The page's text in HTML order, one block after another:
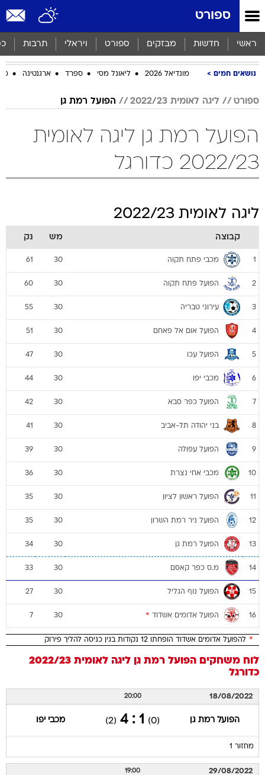
ספורט
ראשי חדשות מבזקים ספורט ויראלי תרבות
נושאים חמים מונדיאל 2026 ליאונל מסי ספרד ארגנטינה
ספורט ליגה לאומית 2022/23 הפועל רמת גן
הפועל רמת גן ליגה לאומית
2022/23 כדורגל
ליגה לאומית 2022/23
קבוצה מש נק
1 מכבי פתח תקוה 30
61
2 הפועל פתח תקוה 30
60
3 עירוני טבריה 30
55
4 הפועל אום אל פאחם 30
51
5 הפועל עכו 30
47
6 מכבי יפו 30
44
7 הפועל כפר סבא 30
42
8 בני יהודה תל-אביב 30
41
9 הפועל עפולה 30
39
10 מכבי אחי נצרת 30
36
11 הפועל ראשון לציון 30
35
12 הפועל ניר רמת השרון 30
35
13 הפועל רמת גן 30
34
14 מ.ס כפר קאסם 30
33
15 הפועל נוף הגליל 30
27
16 הפועל אדומים אשדוד *
30
7
* להפועל אדומים אשדוד הופחתו 12 נקודות בגין כניסה להליך פירוק
לוח משחקים הפועל רמת גן ליגה לאומית 2022/23
כדורגל
18/08/2022
20:00
הפועל רמת גן (0)
1 : 4
(2) מכבי יפו
מחזור 1
29/08/2022
19:00